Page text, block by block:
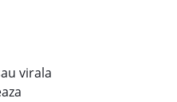
virala